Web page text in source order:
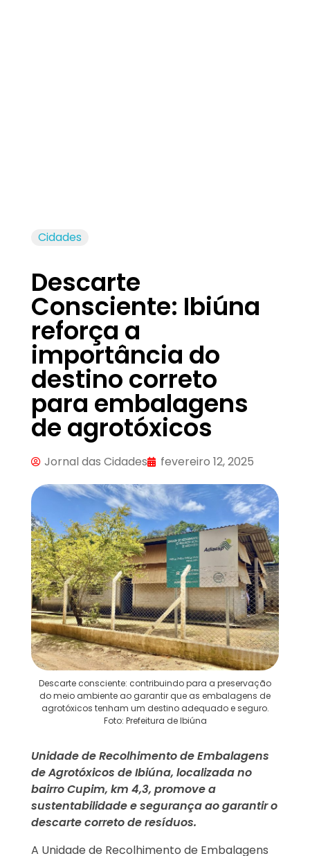
Cidades
Descarte
Consciente: Ibiúna
reforça a
importância do
destino correto
para embalagens
de agrotóxicos
Jornal das Cidades fevereiro 12, 2025
Descarte consciente: contribuindo para a preservação
do meio ambiente ao garantir que as embalagens de
agrotóxicos tenham um destino adequado e seguro.
Foto: Prefeitura de Ibiúna
Unidade de Recolhimento de Embalagens
de Agrotóxicos de Ibiúna, localizada no
bairro Cupim, km 4,3, promove a
sustentabilidade e segurança ao garantir o
descarte correto de resíduos.
A Unidade de Recolhimento de Embalagens